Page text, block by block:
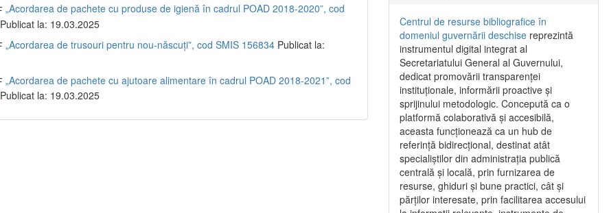
„Acordarea de pachete cu produse de igienă în cadrul POAD 2018-2020”, cod
Publicat la: 19.03.2025
„Acordarea de trusouri pentru nou-născuți”, cod SMIS 156834 Publicat la:
„Acordarea de pachete cu ajutoare alimentare în cadrul POAD 2018-2021”, cod
Publicat la: 19.03.2025
Centrul de resurse bibliografice în
domeniul guvernării deschise reprezintă
instrumentul digital integrat al
Secretariatului General al Guvernului,
dedicat promovării transparenței
instituționale, informării proactive și
sprijinului metodologic. Concepută ca o
platformă colaborativă și accesibilă,
aceasta funcționează ca un hub de
referință bidirecțional, destinat atât
specialiștilor din administrația publică
centrală și locală, prin furnizarea de
resurse, ghiduri și bune practici, cât și
părților interesate, prin facilitarea accesului